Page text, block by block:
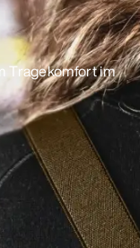
Tragekomfort im